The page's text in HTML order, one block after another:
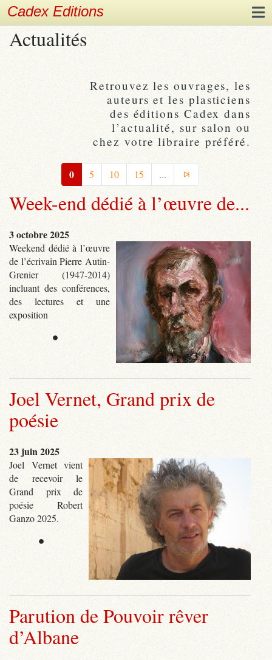
Cadex Editions
Actualités
Retrouvez les ouvrages, les
auteurs et les plasticiens
des éditions Cadex dans
l’actualité, sur salon ou
chez votre libraire préféré.
0 5 10 15 ...
Week-end dédié à l’œuvre de...
3 octobre 2025
Weekend dédié à l’œuvre
de l’écrivain Pierre Autin-
Grenier (1947-2014)
incluant des conférences,
des lectures et une
exposition
•
Joel Vernet, Grand prix de
poésie
23 juin 2025
Joel Vernet vient
de recevoir le
Grand prix de
poésie Robert
Ganzo 2025.
•
Parution de Pouvoir rêver
d’Albane